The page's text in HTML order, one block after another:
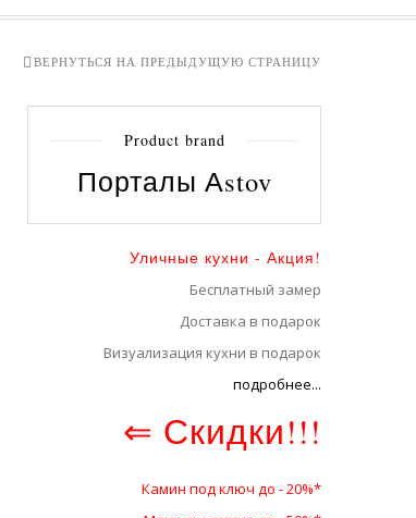
ВЕРНУТЬСЯ НА ПРЕДЫДУЩУЮ СТРАНИЦУ
Product brand
Порталы Аstov
Уличные кухни - Акция!
Бесплатный замер
Доставка в подарок
Визуализация кухни в подарок
подробнее...
⇐ Скидки!!!
Камин под ключ до - 20%*